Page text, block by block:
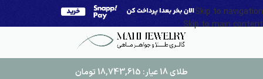
Skip to navigation
Skip to main content
طلای 18 عیار: 18,743,615 تومان